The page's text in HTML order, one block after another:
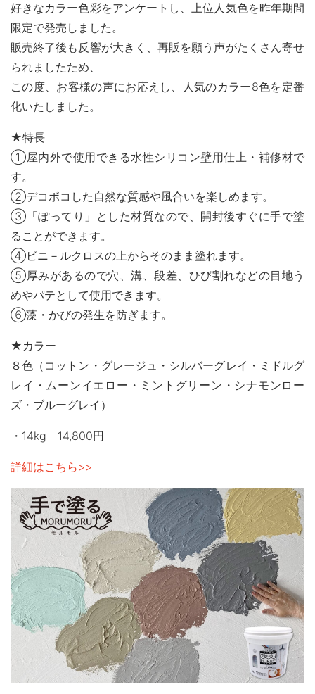
よくある質問 FAQ
Q&A集
お問い合わせ
SDGsについて
SDGsへの取り組み
活動内容
SDSお問い合わせ SDS
個人情報について PRIVACY POLICY
オンラインショップ ONLINE SHOP
好きなカラー色彩をアンケートし、上位人気色を昨年期間
限定で発売しました。
販売終了後も反響が大きく、再販を願う声がたくさん寄せ
られましたため、
この度、お客様の声にお応えし、人気のカラー8色を定番
化いたしました。
★特長
①屋内外で使用できる水性シリコン壁用仕上・補修材で
す。
②デコボコした自然な質感や風合いを楽しめます。
③「ぽってり」とした材質なので、開封後すぐに手で塗
ることができます。
④ビニ－ルクロスの上からそのまま塗れます。
⑤厚みがあるので穴、溝、段差、ひび割れなどの目地う
めやパテとして使用できます。
⑥藻・かびの発生を防ぎます。
★カラー
８色（コットン・グレージュ・シルバーグレイ・ミドルグ
レイ・ムーンイエロー・ミントグリーン・シナモンロー
ズ・ブルーグレイ）
・14kg 14,800円
詳細はこちら>>